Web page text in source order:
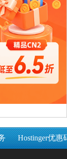
Hostinger优惠